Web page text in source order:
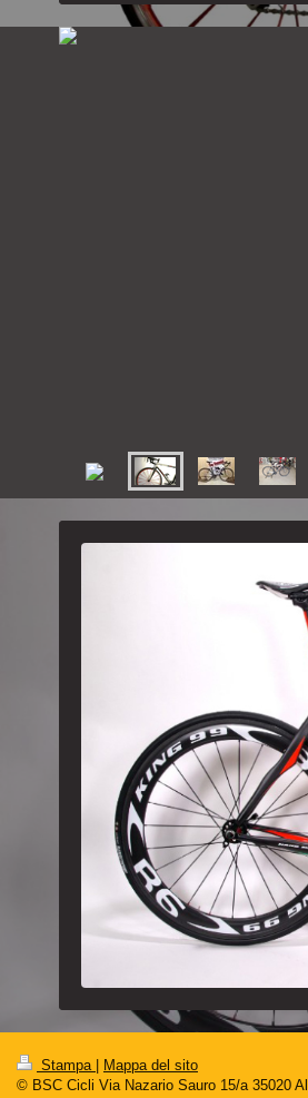
Stampa | Mappa del sito
© BSC Cicli Via Nazario Sauro 15/a 35020